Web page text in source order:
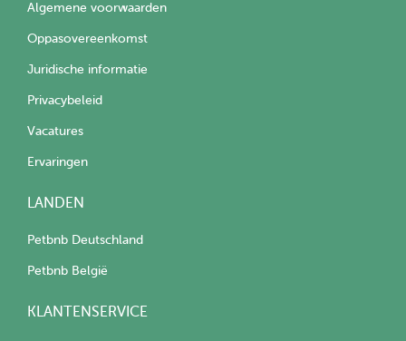
Algemene voorwaarden
Oppasovereenkomst
Juridische informatie
Privacybeleid
Vacatures
Ervaringen
LANDEN
Petbnb Deutschland
Petbnb België
KLANTENSERVICE